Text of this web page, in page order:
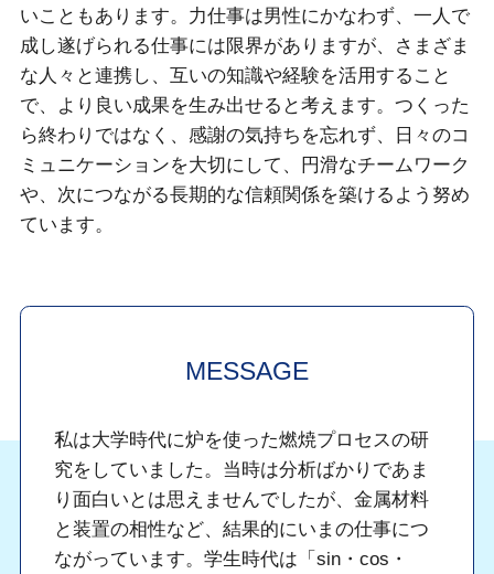
いこともあります。力仕事は男性にかなわず、一人で
成し遂げられる仕事には限界がありますが、さまざま
な人々と連携し、互いの知識や経験を活用すること
で、より良い成果を生み出せると考えます。つくった
ら終わりではなく、感謝の気持ちを忘れず、日々のコ
ミュニケーションを大切にして、円滑なチームワーク
や、次につながる長期的な信頼関係を築けるよう努め
ています。
MESSAGE
私は大学時代に炉を使った燃焼プロセスの研
究をしていました。当時は分析ばかりであま
り面白いとは思えませんでしたが、金属材料
と装置の相性など、結果的にいまの仕事につ
ながっています。学生時代は「sin・cos・